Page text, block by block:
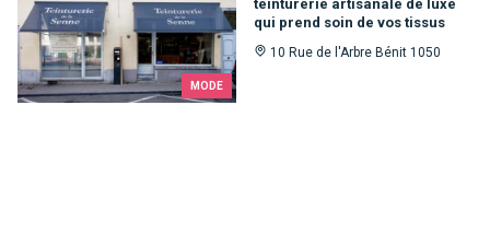
MODE
teinturerie artisanale de luxe
qui prend soin de vos tissus
10 Rue de l'Arbre Bénit 1050